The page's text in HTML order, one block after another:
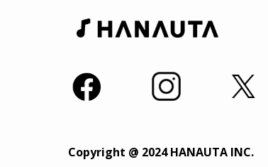
Copyright @ 2024 HANAUTA INC.